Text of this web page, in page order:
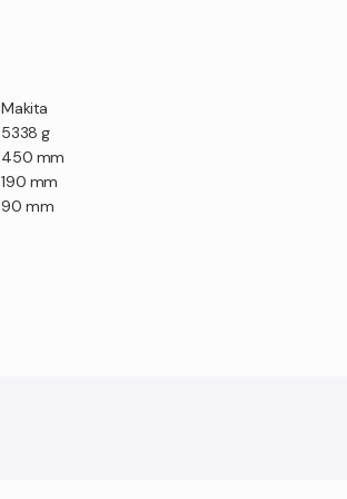
Makita
5338 g
450 mm
190 mm
90 mm